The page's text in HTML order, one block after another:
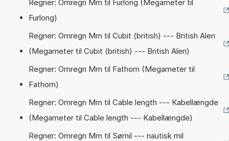
Regner: Omregn Mm til Furlong (Megameter til
Furlong)
Regner: Omregn Mm til Cubit (british) --- British Alen
(Megameter til Cubit (british) --- British Alen)
Regner: Omregn Mm til Fathom (Megameter til
Fathom)
Regner: Omregn Mm til Cable length --- Kabellængde
(Megameter til Cable length --- Kabellængde)
Regner: Omregn Mm til Sømil --- nautisk mil